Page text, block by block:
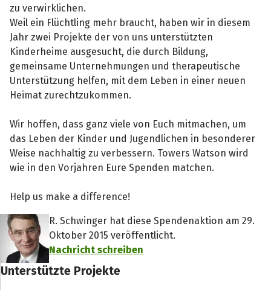
zu verwirklichen.
Weil ein Flüchtling mehr braucht, haben wir in diesem
Jahr zwei Projekte der von uns unterstützten
Kinderheime ausgesucht, die durch Bildung,
gemeinsame Unternehmungen und therapeutische
Unterstützung helfen, mit dem Leben in einer neuen
Heimat zurechtzukommen.
Wir hoffen, dass ganz viele von Euch mitmachen, um
das Leben der Kinder und Jugendlichen in besonderer
Weise nachhaltig zu verbessern. Towers Watson wird
wie in den Vorjahren Eure Spenden matchen.
Help us make a difference!
R. Schwinger hat diese Spendenaktion am 29.
Oktober 2015 veröffentlicht.
Nachricht schreiben
Unterstützte Projekte